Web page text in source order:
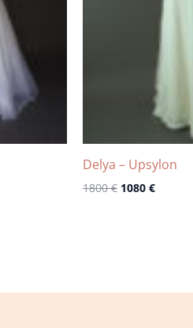
Delya – Upsylon
1800€ 1080 €